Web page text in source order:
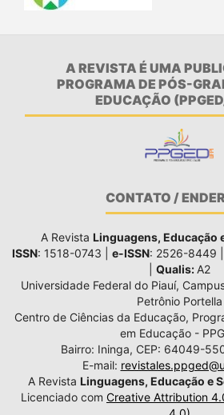
A REVISTA É UMA
PROGRAMA DE PÓS-
EDUCAÇÃO
CONTATO /
A Revista Linguagens, Educação
ISSN: 1518-0743 | e-ISSN: 2526-8449 |
Qualis: A2
Universidade Federal do Piauí,
Petrônio Portella
Centro de Ciências da Educação,
em Educação -
Bairro: Ininga, CEP: 64049-
E-mail:
A Revista Linguagens, Educação e
Licenciado com Creative Attribution